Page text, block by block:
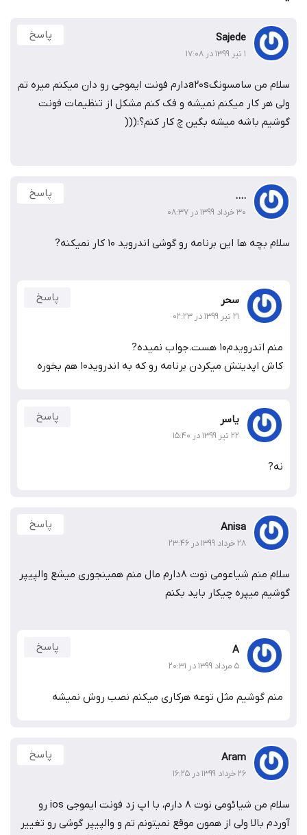
Sajede
۱ تیر ۱۳۹۹ در ۱۷:۰۸
سلام من سامسونگa20sدارم فونت ایموجی رو دان میکنم میره تم
کار میکنم نمیشه و فک کنم مشکل از تنظیمات فونت
باشه میشه بگین چ کار کنم؟:(((
....
۳۰ خرداد ۱۳۹۹ در ۰۸:۳۷
ها این برنامه رو گوشی اندروید 10 کار نمیکنه?
سحر
۲۱ تیر ۱۳۹۹ در ۰۲:۲۳
هست.جواب نمیده?
اپدیتش میکردن برنامه رو که به اندروید۱۰ هم بخوره
یاسر
۲۲ تیر ۱۳۹۹ در ۱۵:۴۰
Anisa
۲۸ خرداد ۱۳۹۹ در ۲۳:۴۶
سلام منم شیاعومی نوت ۸دارم مال منم همینجوری میشع والپیپر
میپره چیکار باید بکنم
A
۵ مرداد ۱۳۹۹ در ۲۰:۳۱
گوشیم مثل توعه هرکاری میکنم نصب روش نمیشه
Aram
۲۶ خرداد ۱۳۹۹ در ۱۶:۲۵
سلام من شیائومی نوت ۸ دارم، با اپ زد فونت ایموجی ios رو
بالا ولی از همون موقع نمیتونم تم و والپیپر گوشی رو تغییر